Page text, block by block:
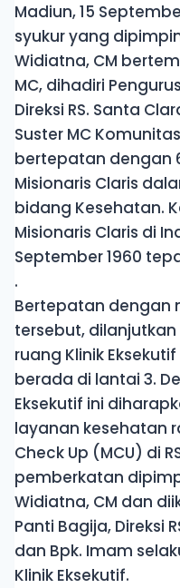
Madiun, 15
syukur yang
Widiatna, CM
MC, dihadiri
Direksi RS. Santa
Suster MC
bertepatan dengan
Misionaris Claris
bidang Kesehatan.
Misionaris Claris di
September 1960
.
Bertepatan dengan
tersebut,
ruang Klinik
berada di lantai 3.
Eksekutif ini
layanan kesehatan
Check Up (MCU) di
pemberkatan
Widiatna, CM dan
Panti Bagija, Direksi
dan Bpk. Imam
Klinik Eksekutif.